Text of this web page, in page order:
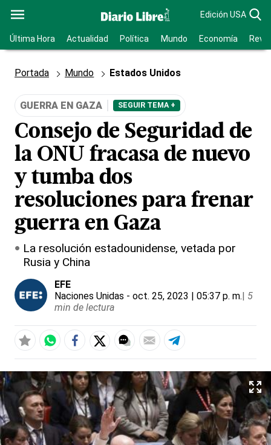
Edición USA
Última Hora Actualidad Política Mundo Economía
Portada Mundo Estados Unidos
GUERRA EN GAZA SEGUIR TEMA +
Consejo de Seguridad de
la ONU fracasa de nuevo
y tumba dos
resoluciones para frenar
guerra en Gaza
La resolución estadounidense, vetada por
Rusia y China
EFE
Naciones Unidas - oct. 25, 2023 | 05:37 p. m.| 5
min de lectura